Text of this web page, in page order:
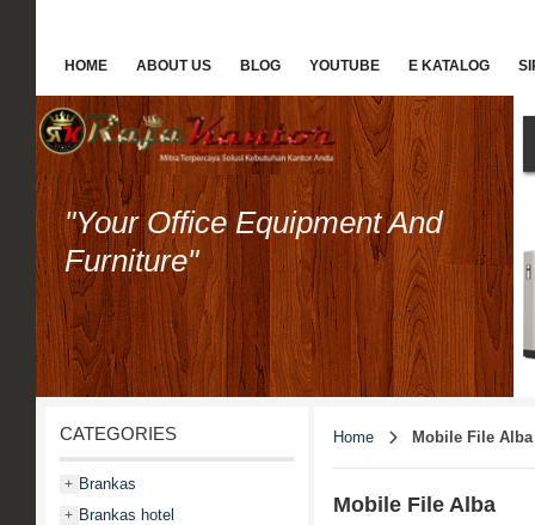
HOME ABOUT US BLOG YOUTUBE E KATALOG
"Your Office Equipment And
Furniture"
CATEGORIES
+ Brankas
+ Brankas hotel
Home Mobile File Alba
Mobile File Alba